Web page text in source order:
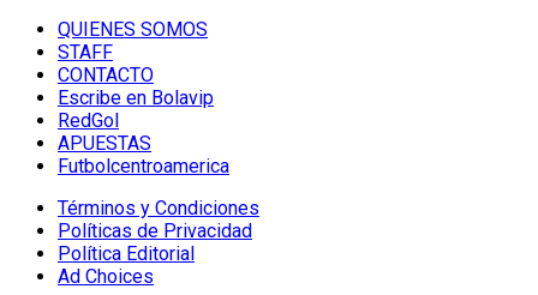
QUIENES SOMOS
STAFF
CONTACTO
Escribe en Bolavip
RedGol
APUESTAS
Futbolcentroamerica
Términos y Condiciones
Políticas de Privacidad
Política Editorial
Ad Choices